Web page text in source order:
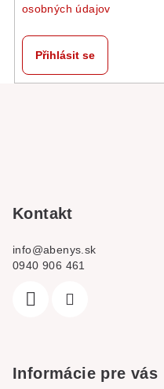
osobných údajov
Přihlásit se
Kontakt
info@abenys.sk
0940 906 461
Informácie pre vás